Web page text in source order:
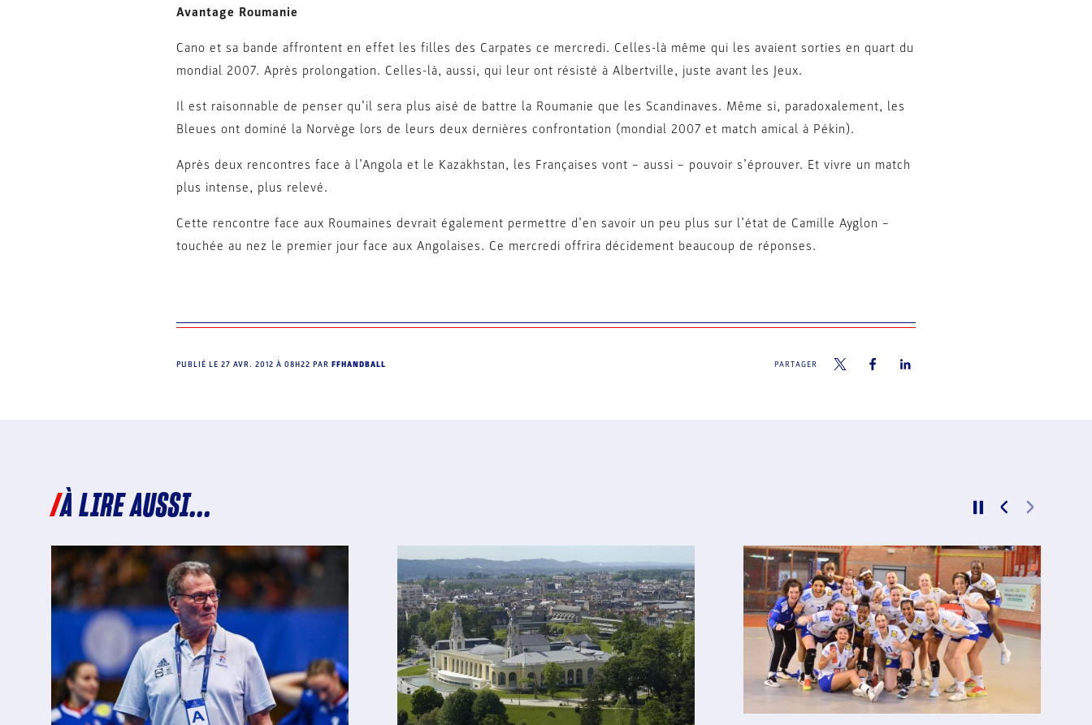
Avantage Roumanie
Cano et sa bande affrontent en effet les filles des Carpates ce mercredi. Celles-là même qui les avaient sorties en quart du
mondial 2007. Après prolongation. Celles-là, aussi, qui leur ont résisté à Albertville, juste avant les Jeux.
Il est raisonnable de penser qu’il sera plus aisé de battre la Roumanie que les Scandinaves. Même si, paradoxalement, les
Bleues ont dominé la Norvège lors de leurs deux dernières confrontation (mondial 2007 et match amical à Pékin).
Après deux rencontres face à l’Angola et le Kazakhstan, les Françaises vont – aussi – pouvoir s’éprouver. Et vivre un match
plus intense, plus relevé.
Cette rencontre face aux Roumaines devrait également permettre d’en savoir un peu plus sur l’état de Camille Ayglon –
touchée au nez le premier jour face aux Angolaises. Ce mercredi offrira décidement beaucoup de réponses.
PUBLIÉ LE 27 AVR. 2012 À 08H22 PAR FFHANDBALL PARTAGER
À LIRE AUSSI...
ARCHIVES